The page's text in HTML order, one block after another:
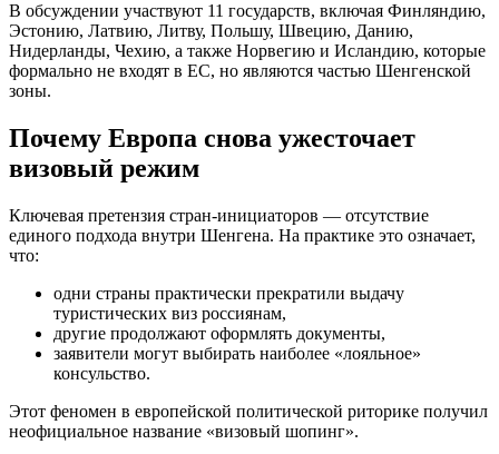
В обсуждении участвуют 11 государств, включая Финляндию,
Эстонию, Латвию, Литву, Польшу, Швецию, Данию,
Нидерланды, Чехию, а также Норвегию и Исландию, которые
формально не входят в ЕС, но являются частью Шенгенской
зоны.
Почему Европа снова ужесточает
визовый режим
Ключевая претензия стран-инициаторов — отсутствие
единого подхода внутри Шенгена. На практике это означает,
что:
одни страны практически прекратили выдачу
туристических виз россиянам,
другие продолжают оформлять документы,
заявители могут выбирать наиболее «лояльное»
консульство.
Этот феномен в европейской политической риторике получил
неофициальное название «визовый шопинг».